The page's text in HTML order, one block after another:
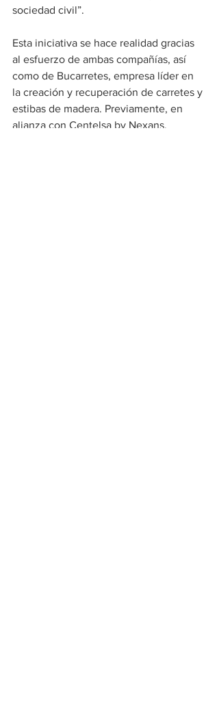
sociedad civil”.
Esta iniciativa se hace realidad gracias
al esfuerzo de ambas compañías, así
como de Bucarretes, empresa líder en
la creación y recuperación de carretes y
estibas de madera. Previamente, en
alianza con Centelsa by Nexans,